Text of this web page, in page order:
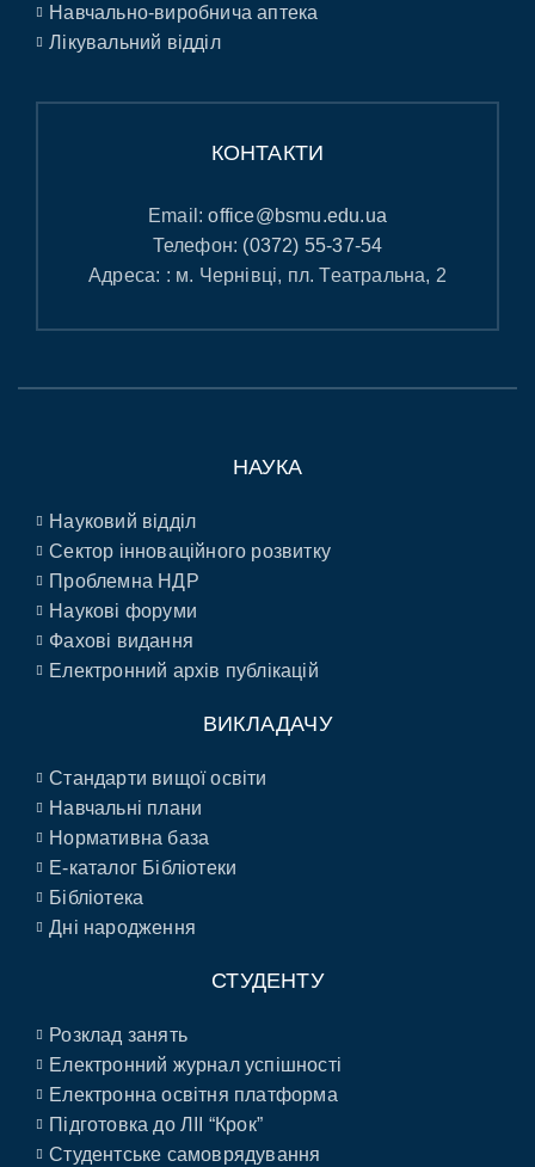
Навчально-виробнича аптека
Лікувальний відділ
КОНТАКТИ
Email:office@bsmu.edu.ua
Телефон: (0372) 55-37-54
Адреса: : м. Чернівці, пл. Театральна, 2
НАУКА
Науковий відділ
Сектор інноваційного розвитку
Проблемна НДР
Наукові форуми
Фахові видання
Електронний архів публікацій
ВИКЛАДАЧУ
Стандарти вищої освіти
Навчальні плани
Нормативна база
E-каталог Бібліотеки
Бібліотека
Дні народження
СТУДЕНТУ
Розклад занять
Електронний журнал успішності
Електронна освітня платформа
Підготовка до ЛІІ “Крок”
Студентське самоврядування